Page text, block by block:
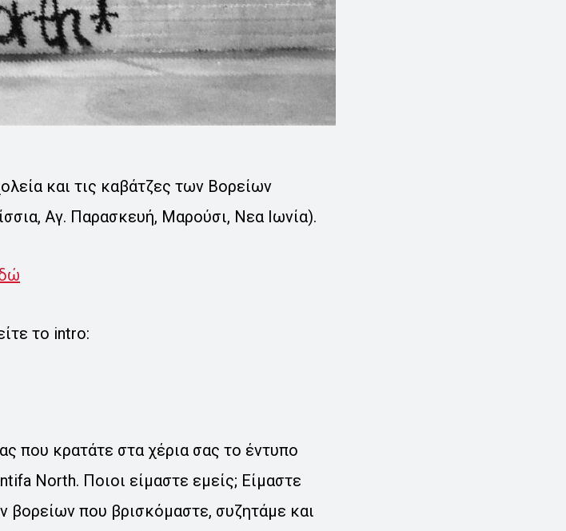
και τις καβάτζες των Βορείων
Αγ. Παρασκευή, Μαρούσι, Νεα Ιωνία).
το intro:
που κρατάτε στα χέρια σας το έντυπο
North. Ποιοι είμαστε εμείς; Είμαστε
βορείων που βρισκόμαστε, συζητάμε και